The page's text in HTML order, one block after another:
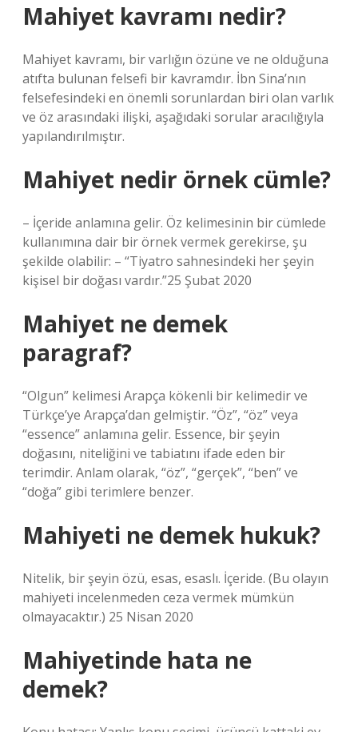
Mahiyet kavramı nedir?
Mahiyet kavramı, bir varlığın özüne ve ne olduğuna
atıfta bulunan felsefi bir kavramdır. İbn Sina’nın
felsefesindeki en önemli sorunlardan biri olan varlık
ve öz arasındaki ilişki, aşağıdaki sorular aracılığıyla
yapılandırılmıştır.
Mahiyet nedir örnek cümle?
– İçeride anlamına gelir. Öz kelimesinin bir cümlede
kullanımına dair bir örnek vermek gerekirse, şu
şekilde olabilir: – “Tiyatro sahnesindeki her şeyin
kişisel bir doğası vardır.”25 Şubat 2020
Mahiyet ne demek
paragraf?
“Olgun” kelimesi Arapça kökenli bir kelimedir ve
Türkçe’ye Arapça’dan gelmiştir. “Öz”, “öz” veya
“essence” anlamına gelir. Essence, bir şeyin
doğasını, niteliğini ve tabiatını ifade eden bir
terimdir. Anlam olarak, “öz”, “gerçek”, “ben” ve
“doğa” gibi terimlere benzer.
Mahiyeti ne demek hukuk?
Nitelik, bir şeyin özü, esas, esaslı. İçeride. (Bu olayın
mahiyeti incelenmeden ceza vermek mümkün
olmayacaktır.) 25 Nisan 2020
Mahiyetinde hata ne
demek?